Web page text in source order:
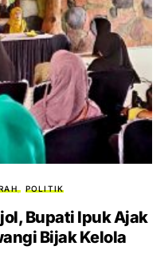
POLITIK
Bupati Ipuk Ajak
Bijak Kelola